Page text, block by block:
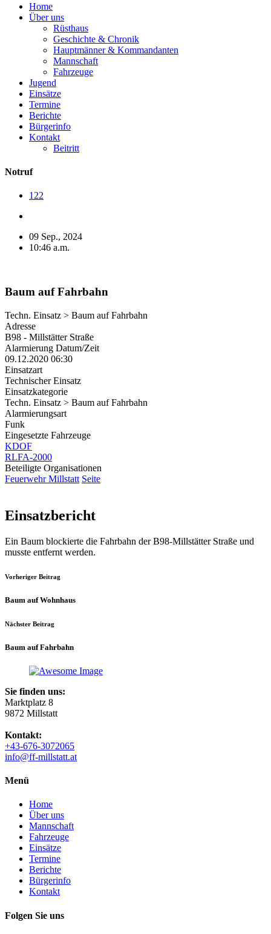
Home
Über uns
Rüsthaus
Geschichte & Chronik
Hauptmänner & Kommandanten
Mannschaft
Fahrzeuge
Jugend
Einsätze
Termine
Berichte
Bürgerinfo
Kontakt
Beitritt
Notruf
122
09 Sep., 2024
10:46 a.m.
Baum auf Fahrbahn
Techn. Einsatz > Baum auf Fahrbahn
Adresse
B98 - Millstätter Straße
Alarmierung Datum/Zeit
09.12.2020 06:30
Einsatzart
Technischer Einsatz
Einsatzkategorie
Techn. Einsatz > Baum auf Fahrbahn
Alarmierungsart
Funk
Eingesetzte Fahrzeuge
KDOF
RLFA-2000
Beteiligte Organisationen
Feuerwehr Millstatt Seite
Einsatzbericht
Ein Baum blockierte die Fahrbahn der B98-Millstätter Straße und
musste entfernt werden.
Vorheriger Beitrag
Baum auf Wohnhaus
Nächster Beitrag
Baum auf Fahrbahn
Sie finden uns:
Marktplatz 8
9872 Millstatt
Kontakt:
+43-676-3072065
info@ff-millstatt.at
Menü
Home
Über uns
Mannschaft
Fahrzeuge
Einsätze
Termine
Berichte
Bürgerinfo
Kontakt
Folgen Sie uns